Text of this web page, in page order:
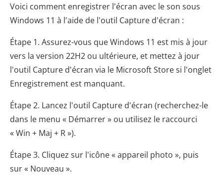
Voici comment enregistrer l'écran avec le son sous
Windows 11 à l'aide de l'outil Capture d'écran :
Étape 1. Assurez-vous que Windows 11 est mis à jour
vers la version 22H2 ou ultérieure, et mettez à jour
l'outil Capture d'écran via le Microsoft Store si l'onglet
Enregistrement est manquant.
Étape 2. Lancez l'outil Capture d'écran (recherchez-le
dans le menu « Démarrer » ou utilisez le raccourci
« Win + Maj + R »).
Étape 3. Cliquez sur l'icône « appareil photo », puis
sur « Nouveau ».